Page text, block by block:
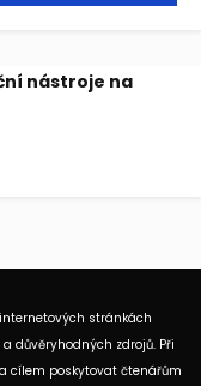
nástroje na
stránkách
důvěryhodných zdrojů. Při
cílem poskytovat čtenářům